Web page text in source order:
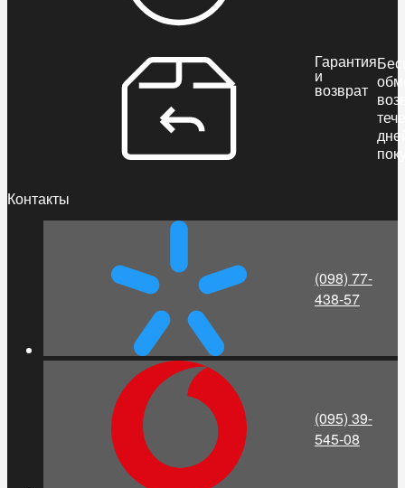
Гарантия
и
возврат
Контакты
(098) 77-
438-57
(095) 39-
545-08